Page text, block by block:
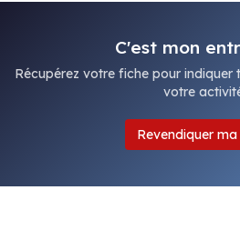
C'est mon
Récupérez votre fiche pour indiquer
votre
Revendiquer